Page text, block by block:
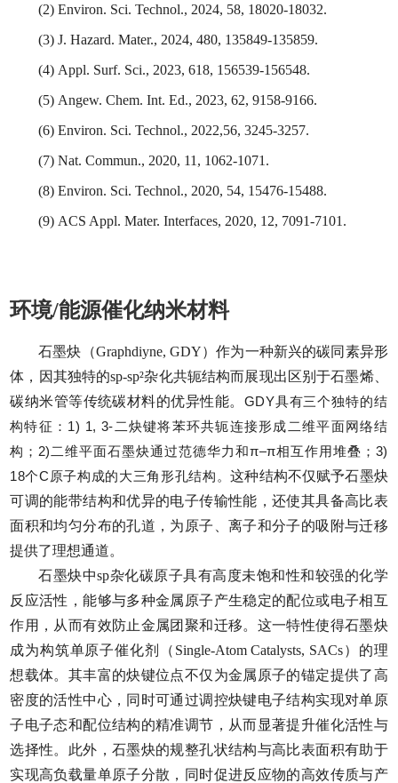
(2) Environ. Sci. Technol., 2024, 58, 18020-18032.
(3) J. Hazard. Mater., 2024, 480, 135849-135859.
(4) Appl. Surf. Sci., 2023, 618, 156539-156548.
(5) Angew. Chem. Int. Ed., 2023, 62, 9158-9166.
(6)Environ. Sci. Technol., 2022,56, 3245-3257.
(7)Nat. Commun., 2020, 11, 1062-1071.
(8)Environ. Sci. Technol., 2020, 54, 15476-15488.
(9) ACS Appl. Mater. Interfaces, 2020, 12, 7091-7101.
环境/能源催化纳米材料
石墨炔（Graphdiyne, GDY）作为一种新兴的碳同素异形
体，因其独特的sp-sp²杂化共轭结构而展现出区别于石墨烯、
碳纳米管等传统碳材料的优异性能。 GDY具有三个独特的结
构特征：1) 1, 3-二炔键将苯环共轭连接形成二维平面网络结
构；2)二维平面石墨炔通过范德华力和π–π相互作用堆叠；3)
18个C原子构成的大三角形孔结构。这种结构不仅赋予石墨炔
可调的能带结构和优异的电子传输性能，还使其具备高比表
面积和均匀分布的孔道，为原子、离子和分子的吸附与迁移
提供了理想通道。
石墨炔中sp杂化碳原子具有高度未饱和性和较强的化学
反应活性，能够与多种金属原子产生稳定的配位或电子相互
作用，从而有效防止金属团聚和迁移。这一特性使得石墨炔
成为构筑单原子催化剂（Single-Atom Catalysts, SACs）的理
想载体。其丰富的炔键位点不仅为金属原子的锚定提供了高
密度的活性中心，同时可通过调控炔键电子结构实现对单原
子电子态和配位结构的精准调节，从而显著提升催化活性与
选择性。此外，石墨炔的规整孔状结构与高比表面积有助于
实现高负载量单原子分散，同时促进反应物的高效传质与产